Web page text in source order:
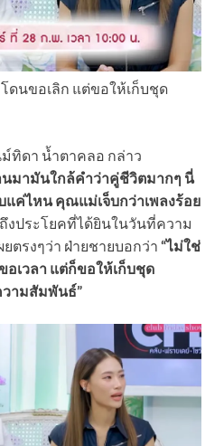
ดนขอเลิก แต่ขอให้เก็บชุด
ม์ทิดา น้ำตาคลอ กล่าว
มามันใกล้คำว่าคู่ชีวิตมากๆ นี่
แค่ไหน คุณแม่เจ็บกว่าเพลงร้อย
งประโยคที่ได้ยินในวันที่ความ
ยตรงๆว่า ฝ่ายชายบอกว่า “ไม่ใช่
เวลา แต่ก็ขอให้เก็บชุด
ามสัมพันธ์”